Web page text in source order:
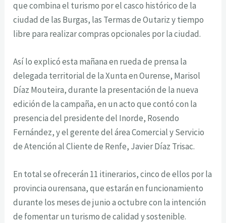
que combina el turismo por el casco histórico de la
ciudad de las Burgas, las Termas de Outariz y tiempo
libre para realizar compras opcionales por la ciudad.
Así lo explicó esta mañana en rueda de prensa la
delegada territorial de la Xunta en Ourense, Marisol
Díaz Mouteira, durante la presentación de la nueva
edición de la campaña, en un acto que contó con la
presencia del presidente del Inorde, Rosendo
Fernández, y el gerente del área Comercial y Servicio
de Atención al Cliente de Renfe, Javier Díaz Trisac.
En total se ofrecerán 11 itinerarios, cinco de ellos por la
provincia ourensana, que estarán en funcionamiento
durante los meses de junio a octubre con la intención
de fomentar un turismo de calidad y sostenible.